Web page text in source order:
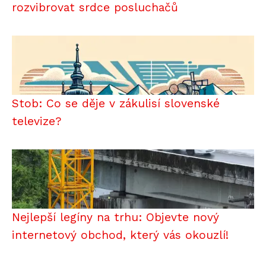
rozvibrovat srdce posluchačů
Stob: Co se děje v zákulisí slovenské
televize?
Nejlepší legíny na trhu: Objevte nový
internetový obchod, který vás okouzlí!